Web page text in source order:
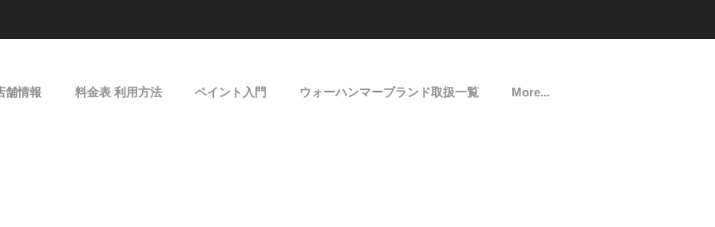
舗情報 料金表 利用方法 ペイント入門 ウォーハンマーブランド取扱一覧 More...